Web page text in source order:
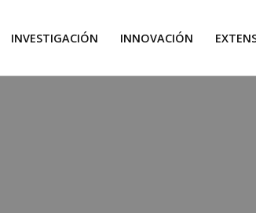
INVESTIGACIÓN INNOVACIÓN